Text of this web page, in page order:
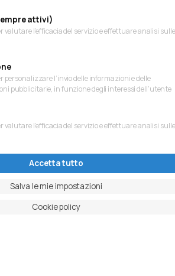
attivi)
valutare l’efficacia del servizio e effettuare analisi sulle
personalizzare l’invio delle informazioni e delle
pubblicitarie, in funzione degli interessi dell’utente
valutare l’efficacia del servizio e effettuare analisi sulle
Accetta tutto
Salva le mie impostazioni
Cookie policy